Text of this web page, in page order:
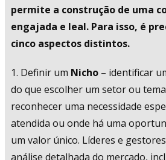
permite a construção de uma
engajada e leal. Para isso, é
cinco aspectos distintos.
1. Definir um Nicho – identificar
do que escolher um setor ou
reconhecer uma necessidade
atendida ou onde há uma
um valor único. Líderes e
análise detalhada do mercado,